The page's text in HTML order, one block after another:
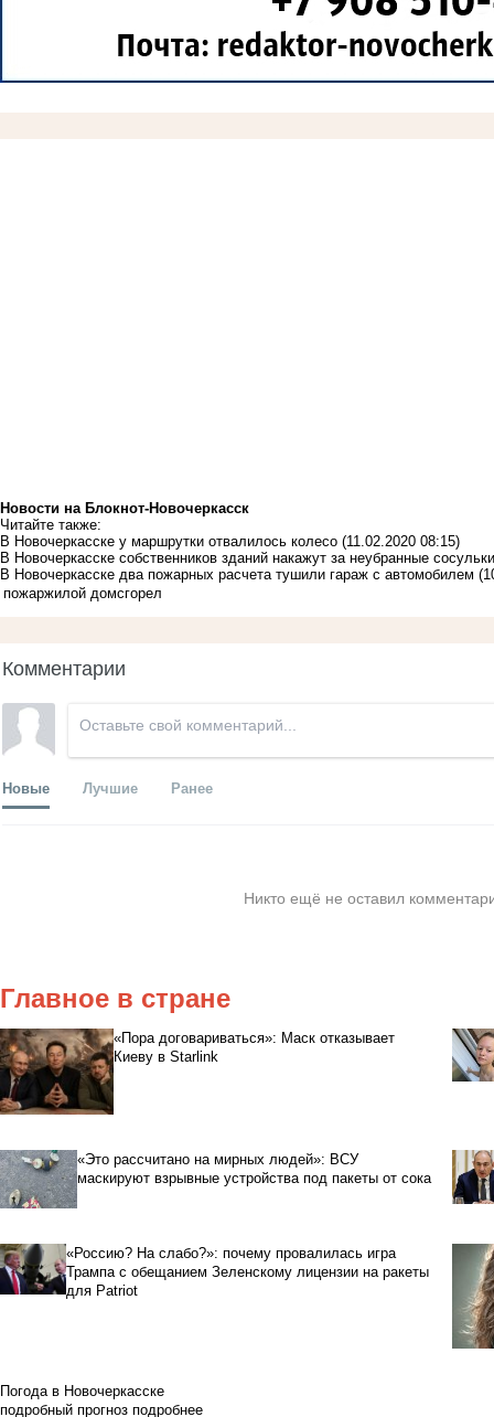
Новости на Блoкнoт-Новочеркасск
Читайте также:
В Новочеркасске у маршрутки отвалилось колесо (11.02.2020 08:15)
В Новочеркасске собственников зданий накажут за неубранные сосульки
В Новочеркасске два пожарных расчета тушили гараж с автомобилем
пожаржилой домсгорел
Комментарии
Новые Лучшие Ранее
Никто ещё не оставил
Главное в стране
«Пора договариваться»: Маск отказывает
Киеву в Starlink
«Это рассчитано на мирных людей»: ВСУ
маскируют взрывные устройства под пакеты от сока
«Россию? На слабо?»: почему провалилась игра
Трампа с обещанием Зеленскому лицензии на ракеты
для Patriot
Погода в Новочеркасске
подробный прогноз подробнее